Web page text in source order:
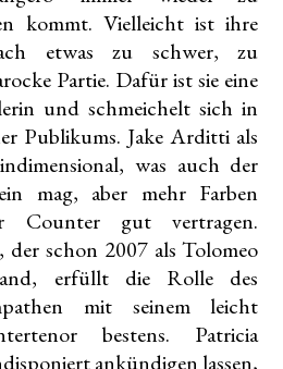
kommt. Vielleicht ist ihre
etwas zu schwer, zu
Partie. Dafür ist sie eine
und schmeichelt sich in
Publikums. Jake Arditti als
was auch der
mag, aber mehr Farben
Counter gut vertragen.
schon 2007 als Tolomeo
erfüllt die Rolle des
mit seinem leicht
bestens. Patricia
ankündigen lassen,